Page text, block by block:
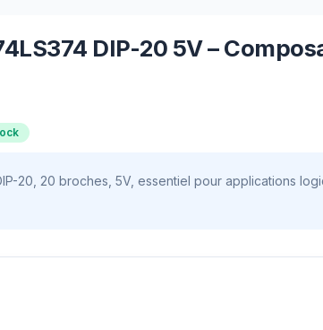
DIP-20 5V –
20, 20 broches, 5V, essentiel pour applications